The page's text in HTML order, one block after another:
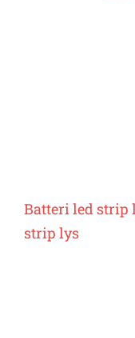
Batteri led strip
strip lys